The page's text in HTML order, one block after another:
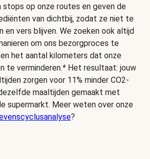
stops op onze routes en geven de
van dichtbij, zodat ze niet te
en vers blijven. We zoeken ook altijd
om ons bezorgproces te
het aantal kilometers dat onze
te verminderen.* Het resultaat: jouw
zorgen voor 11% minder CO2-
maaltijden gemaakt met
supermarkt. Meer weten over onze
?